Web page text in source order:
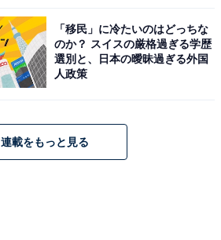
「移民」に冷たいのはどっちな
のか？ スイスの厳格過ぎる学歴
選別と、日本の曖昧過ぎる外国
人政策
連載をもっと見る